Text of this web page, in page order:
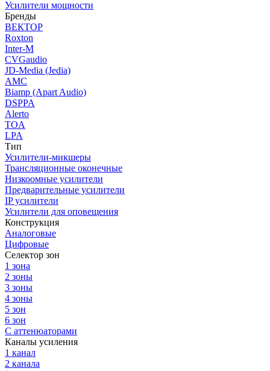
Усилители мощности
Бренды
ВЕКТОР
Roxton
Inter-M
CVGaudio
JD-Media (Jedia)
AMC
Biamp (Apart Audio)
DSPPA
Alerto
TOA
LPA
Тип
Усилители-микшеры
Трансляционные оконечные
Низкоомные усилители
Предварительные усилители
IP усилители
Усилители для оповещения
Конструкция
Аналоговые
Цифровые
Селектор зон
1 зона
2 зоны
3 зоны
4 зоны
5 зон
6 зон
С аттенюаторами
Каналы усиления
1 канал
2 канала